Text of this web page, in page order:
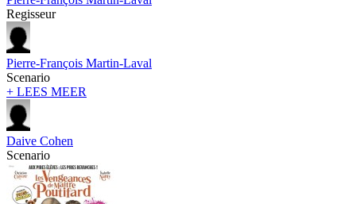
Regisseur
Pierre-François Martin-Laval
Scenario
+ LEES MEER
Daive Cohen
Scenario